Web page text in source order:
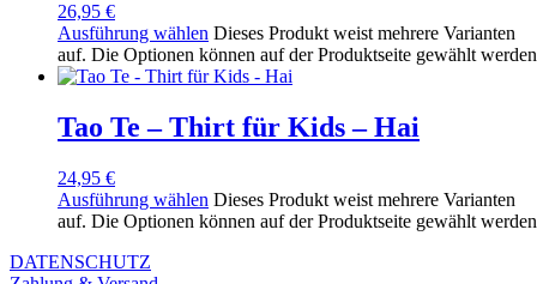
26,95 €
Ausführung wählen Dieses Produkt weist mehrere Varianten
auf. Die Optionen können auf der Produktseite gewählt werden
Tao Te – Thirt für Kids – Hai
24,95 €
Ausführung wählen Dieses Produkt weist mehrere Varianten
auf. Die Optionen können auf der Produktseite gewählt werden
DATENSCHUTZ